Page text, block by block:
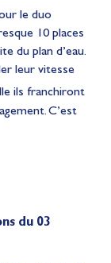
le duo
10 places
du plan d’eau.
leur vitesse
ils franchiront
C’est
du 03